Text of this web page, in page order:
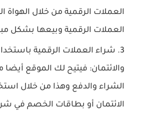
العملات الرقمية من خلال الهواة
العملات الرقمية وبيعها بشكل
شراء العملات الرقمية
والائتمان: فيتيح لك الموقع
الشراء والدفع وهذا من خلال
الائتمان أو بطاقات الخصم في